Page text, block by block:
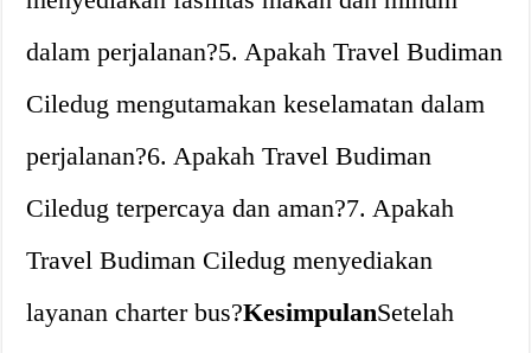
dalam perjalanan?5. Apakah Travel Budiman
Ciledug mengutamakan keselamatan dalam
perjalanan?6. Apakah Travel Budiman
Ciledug terpercaya dan aman?7. Apakah
Travel Budiman Ciledug menyediakan
layanan charter bus?KesimpulanSetelah